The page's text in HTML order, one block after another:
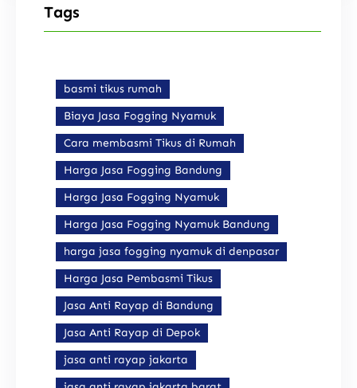
Tags
basmi tikus rumah
Biaya Jasa Fogging Nyamuk
Cara membasmi Tikus di Rumah
Harga Jasa Fogging Bandung
Harga Jasa Fogging Nyamuk
Harga Jasa Fogging Nyamuk Bandung
harga jasa fogging nyamuk di denpasar
Harga Jasa Pembasmi Tikus
Jasa Anti Rayap di Bandung
Jasa Anti Rayap di Depok
jasa anti rayap jakarta